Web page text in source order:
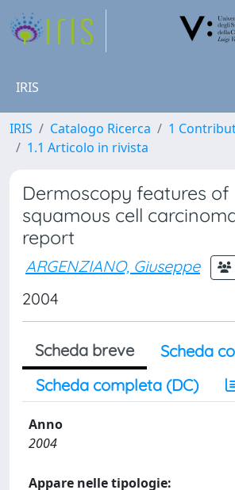
IRIS
IRIS Catalogo Ricerca
1
1.1 Articolo in rivista
Dermoscopy features
squamous cell
report
ARGENZIANO, Giuseppe
2004
Scheda breve
Scheda
Scheda completa (DC)
Anno
2004
Appare nelle tipologie: